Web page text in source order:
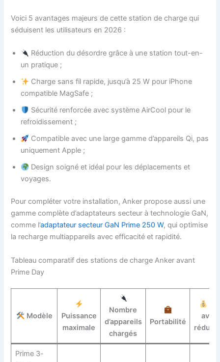
Voici 5 avantages majeurs de cette station de charge qui
séduisent les utilisateurs en 2026 :
Réduction du désordre grâce à une station tout-en-
un pratique ;
Charge sans fil rapide, jusqu’à 25 W pour iPhone
compatible MagSafe ;
Sécurité renforcée avec système AirCool pour le
refroidissement ;
Compatible avec une large gamme d’appareils Qi, pas
uniquement Apple ;
Design soigné et idéal pour les déplacements et
voyages.
Pour compléter votre installation, Anker propose aussi une
gamme complète d’adaptateurs secteur à technologie GaN,
comme l’adaptateur secteur GaN Prime 250 W, qui optimise
la recharge multiappareils avec efficacité et rapidité.
Tableau comparatif des stations de charge Anker avant
Prime Day
Modèle
Puissance
maximale
Nombre
d’appareils
chargés
Portabilité
avant
Prime 3-